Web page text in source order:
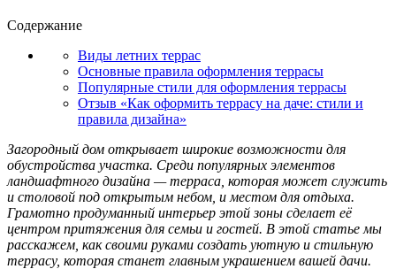
Содержание
Виды летних террас
Основные правила оформления террасы
Популярные стили для оформления террасы
Отзыв «Как оформить террасу на даче: стили и
правила дизайна»
Загородный дом открывает широкие возможности для
обустройства участка. Среди популярных элементов
ландшафтного дизайна — терраса, которая может служить
и столовой под открытым небом, и местом для отдыха.
Грамотно продуманный интерьер этой зоны сделает её
центром притяжения для семьи и гостей. В этой статье мы
расскажем, как своими руками создать уютную и стильную
террасу, которая станет главным украшением вашей дачи.